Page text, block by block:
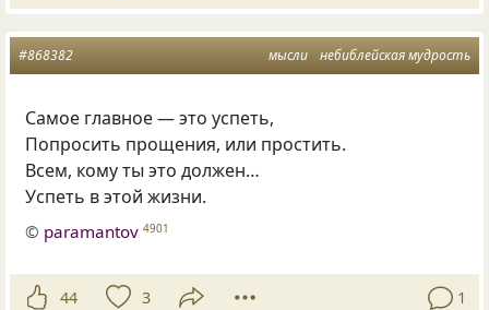
мысли небиблейская мудрость
#868382
Самое главное — это успеть,
Попросить прощения, или простить.
Всем, кому ты это должен…
Успеть в этой жизни.
© paramantov 4901
44 3 1